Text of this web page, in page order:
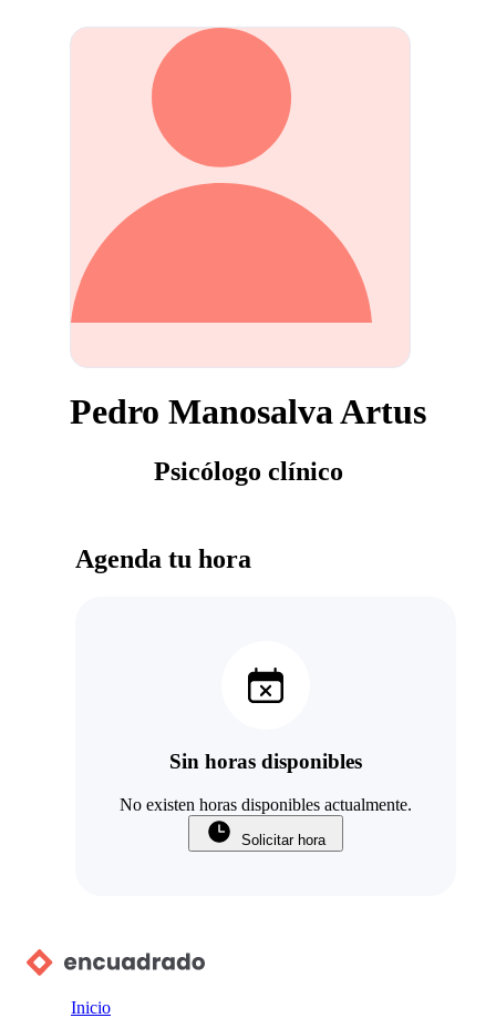
Pedro Manosalva Artus
Psicólogo clínico
Agenda tu hora
Sin horas disponibles
No existen horas disponibles actualmente.
Solicitar hora
Inicio